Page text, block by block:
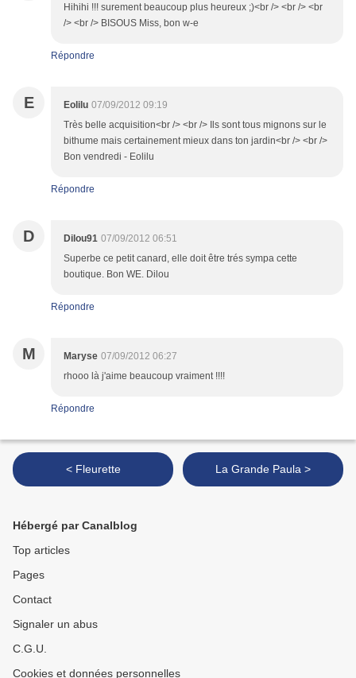
Hihihi !!! surement beaucoup plus heureux ;)<br /> <br /> <br
/> <br /> BISOUS Miss, bon w-e
Répondre
E Eolilu 07/09/2012 09:19
Très belle acquisition<br /> <br /> Ils sont tous mignons sur le
bithume mais certainement mieux dans ton jardin<br /> <br />
Bon vendredi - Eolilu
Répondre
D Dilou91 07/09/2012 06:51
Superbe ce petit canard, elle doit être trés sympa cette
boutique. Bon WE. Dilou
Répondre
M Maryse 07/09/2012 06:27
rhooo là j'aime beaucoup vraiment !!!!
Répondre
< Fleurette La Grande Paula >
Hébergé par Canalblog
Top articles
Pages
Contact
Signaler un abus
C.G.U.
Cookies et données personnelles